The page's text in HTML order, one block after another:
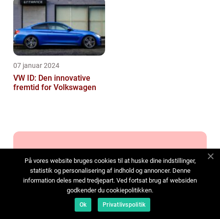
07 januar 2024
VW ID: Den innovative
fremtid for Volkswagen
Adresse
På vores website bruges cookies til at huske dine indstillinger,
statistik og personalisering af indhold og annoncer. Denne
information deles med tredjepart. Ved fortsat brug af websiden
godkender du cookiepolitikken.
Ok Privatlivspolitik